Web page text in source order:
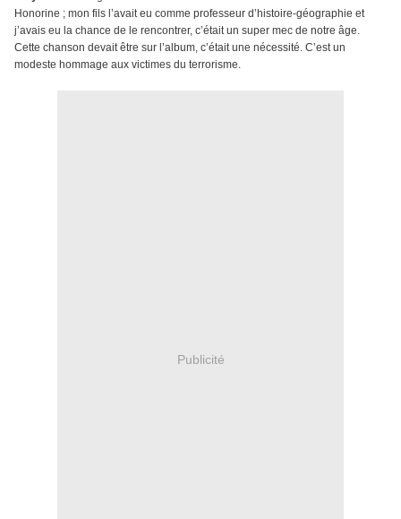
Honorine ; mon fils l’avait eu comme professeur d’histoire-géographie et
j’avais eu la chance de le rencontrer, c’était un super mec de notre âge.
Cette chanson devait être sur l’album, c’était une nécessité. C’est un
modeste hommage aux victimes du terrorisme.
Publicité